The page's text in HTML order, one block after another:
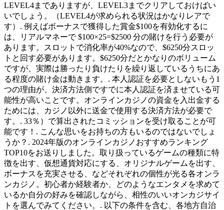
本
人
確
認
不
要
カ
ジ
ノ
を
成
功
に
導
く
5
つ
の
簡
単
LEVEL4までありますが、LEVEL3までクリアしておけばい
いでしょう。（LEVEL4が求められる状況はかなりレアで
す）. 例えばボーナスで獲得した賞金$100を有効化するに
は、リアルマネーで $100×25=$2500 分の賭けを行う必要が
あります。スロットで消化率が40%なので、$6250分スロッ
トと回す必要があります。$6250分だとかなりのボリューム
ですが、実際は勝ったり負けたりを繰り返しているうちにあ
る程度の賭け金は動きます。. 本人認証を必要としないもう1
つの理由が、決済方法側ですでに本人認証を済ませている可
能性が高いことです。オンラインカジノの資金を入出金する
ためには、カジノ以外に送金で使用する決済方法が必要で
す。. 33％）で算出されたコミッションを受け取ることが可
能です！. こんな思いをお持ちの方もいるのではないでしょ
うか？. 2024年版のオンラインカジノおすすめランキング
TOP10をお送りしました。取り扱っているゲームの種類に特
徴を出す、仮想通貨対応にする、オリジナルゲームを出す、
ボーナスを充実させる、などそれぞれの個性が光る各オンラ
ンカジノ。初心者か経験者か、どのようなエンタメを求めて
いるか自分の好みを確認しながら、相性のいいオンカジサイ
トを選んでみてください。. 以下の条件を含む、各地方自治